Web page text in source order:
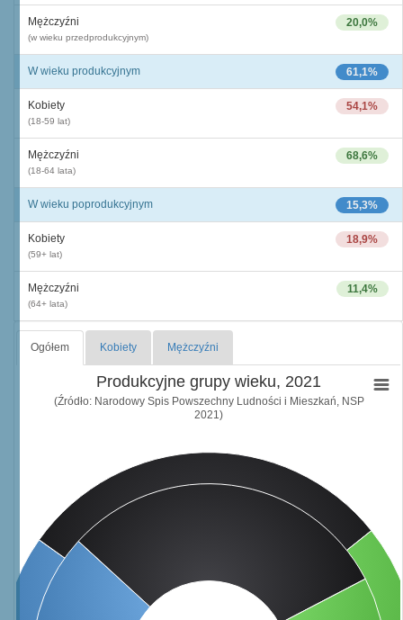
20,0%
Mężczyźni
(w wieku przedprodukcyjnym)
61,1%
W wieku produkcyjnym
54,1%
Kobiety
(18-59 lat)
68,6%
Mężczyźni
(18-64 lata)
15,3%
W wieku poprodukcyjnym
18,9%
Kobiety
(59+ lat)
11,4%
Mężczyźni
(64+ lata)
Ogółem Kobiety Mężczyźni
Produkcyjne grupy wieku, 2021
(Źródło: Narodowy Spis Powszechny Ludności i Mieszkań, NSP
2021)